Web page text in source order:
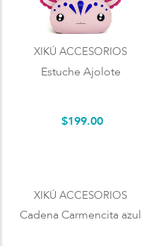
XIKÚ ACCESORIOS
Estuche Ajolote
$199.00
XIKÚ ACCESORIOS
Cadena Carmencita azul